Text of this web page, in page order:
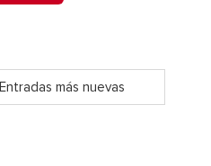
Entradas más nuevas